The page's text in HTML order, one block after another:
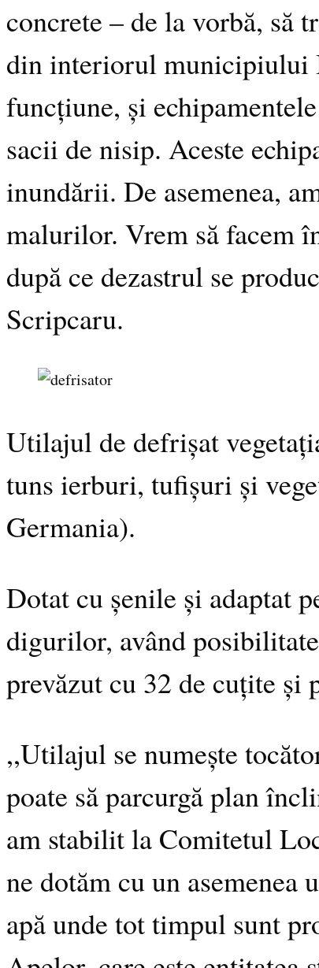
concrete – de la vorbă, să
din interiorul municipiului
funcțiune, și
sacii de nisip. Aceste
inundării. De asemenea,
malurilor. Vrem să facem
după ce dezastrul se
Scripcaru.
Utilajul de defrișat
tuns ierburi, tufișuri și
Germania).
Dotat cu șenile și adaptat
digurilor, având
prevăzut cu 32 de cuțite și
,,Utilajul se numește
poate să parcurgă plan
am stabilit la Comitetul
ne dotăm cu un asemenea
apă unde tot timpul sunt